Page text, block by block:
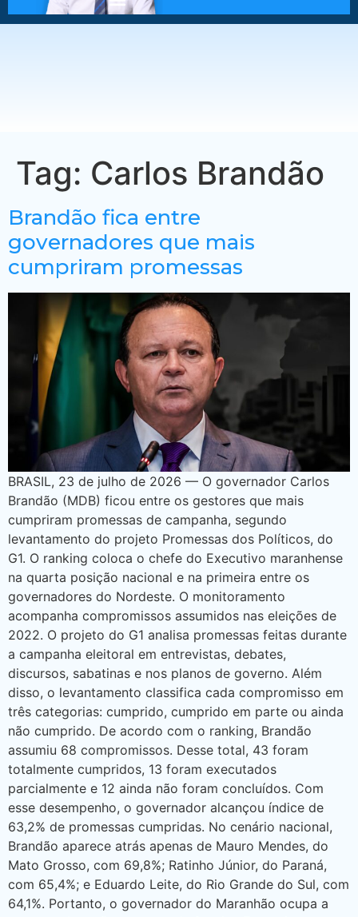
Tag: Carlos Brandão
Brandão fica entre
governadores que mais
cumpriram promessas
BRASIL, 23 de julho de 2026 — O governador Carlos
Brandão (MDB) ficou entre os gestores que mais
cumpriram promessas de campanha, segundo
levantamento do projeto Promessas dos Políticos, do
G1. O ranking coloca o chefe do Executivo maranhense
na quarta posição nacional e na primeira entre os
governadores do Nordeste. O monitoramento
acompanha compromissos assumidos nas eleições de
2022. O projeto do G1 analisa promessas feitas durante
a campanha eleitoral em entrevistas, debates,
discursos, sabatinas e nos planos de governo. Além
disso, o levantamento classifica cada compromisso em
três categorias: cumprido, cumprido em parte ou ainda
não cumprido. De acordo com o ranking, Brandão
assumiu 68 compromissos. Desse total, 43 foram
totalmente cumpridos, 13 foram executados
parcialmente e 12 ainda não foram concluídos. Com
esse desempenho, o governador alcançou índice de
63,2% de promessas cumpridas. No cenário nacional,
Brandão aparece atrás apenas de Mauro Mendes, do
Mato Grosso, com 69,8%; Ratinho Júnior, do Paraná,
com 65,4%; e Eduardo Leite, do Rio Grande do Sul, com
64,1%. Portanto, o governador do Maranhão ocupa a